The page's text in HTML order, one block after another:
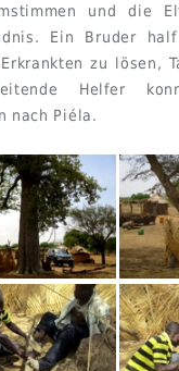
und die
Ein Bruder
zu lösen,
Helfer
nach Piéla.